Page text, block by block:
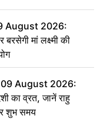
August 2026:
बरसेगी मां लक्ष्मी की
August 2026:
का व्रत, जानें राहु
शुभ समय